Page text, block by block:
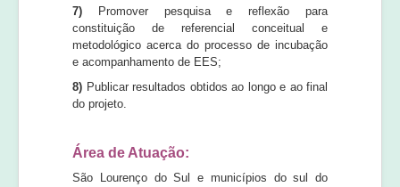
7)
Promover pesquisa e reflexão para
constituição de referencial conceitual e
metodológico acerca do processo de incubação
e acompanhamento de EES;
8) Publicar resultados obtidos ao longo e ao final
do projeto.
Área de Atuação:
São Lourenço do Sul e municípios do sul do